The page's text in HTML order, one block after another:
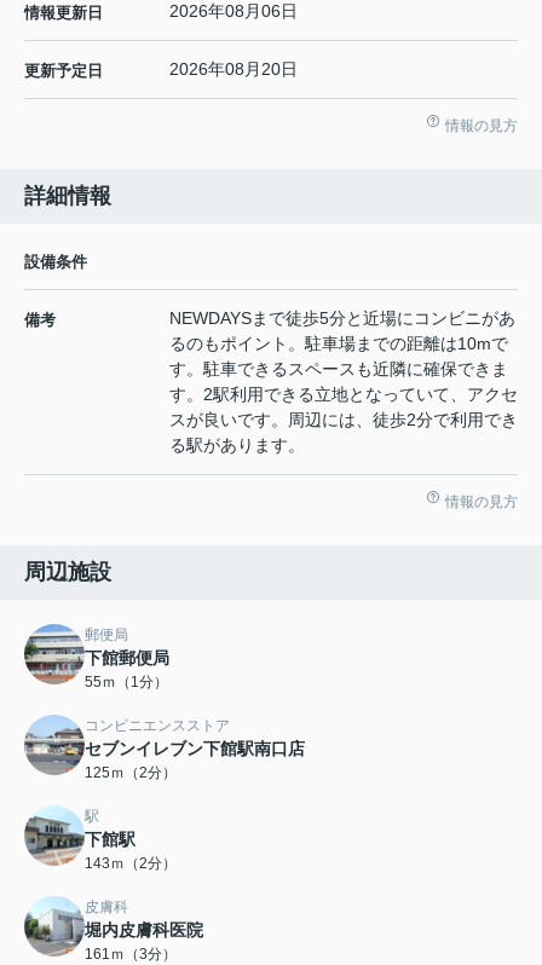
情報更新日 2026年08月06日
更新予定日 2026年08月20日
情報の見方
詳細情報
設備条件
備考
NEWDAYSまで徒歩5分と近場にコンビニがあ
るのもポイント。駐車場までの距離は10mで
す。駐車できるスペースも近隣に確保できま
す。2駅利用できる立地となっていて、アクセ
スが良いです。周辺には、徒歩2分で利用でき
る駅があります。
情報の見方
周辺施設
郵便局
下館郵便局
55ｍ（1分）
コンビニエンスストア
セブンイレブン下館駅南口店
125ｍ（2分）
駅
下館駅
143ｍ（2分）
皮膚科
堀内皮膚科医院
161ｍ（3分）